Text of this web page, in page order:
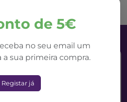
de 5€
no seu email um
sua primeira compra.
Registar já